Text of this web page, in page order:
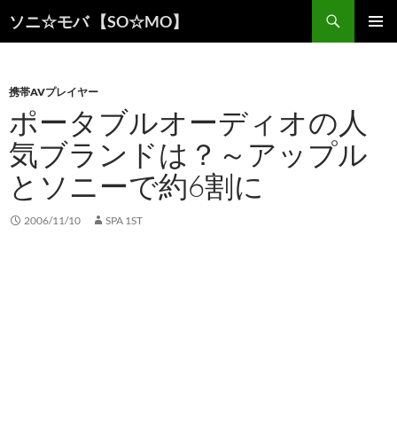
ソニ☆モバ 【SO☆MO】
索
ン
へ
ス
キ
ッ
プ
携帯AVプレイヤー
ポータブルオーディオの人
気ブランドは？～アップル
とソニーで約6割に
2006/11/10 SPA 1ST